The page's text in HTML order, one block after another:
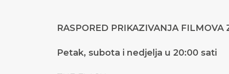
RASPORED PRIKAZIVANJA FILMOVA
Petak, subota i nedjelja u 20:00 sati